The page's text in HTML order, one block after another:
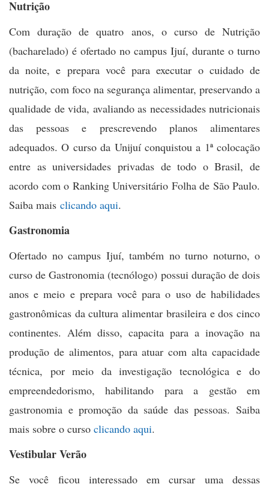
Nutrição
Com duração de quatro anos, o curso de Nutrição
(bacharelado) é ofertado no campus Ijuí, durante o turno
da noite, e prepara você para executar o cuidado de
nutrição, com foco na segurança alimentar, preservando a
qualidade de vida, avaliando as necessidades nutricionais
das pessoas e prescrevendo planos alimentares
adequados. O curso da Unijuí conquistou a 1ª colocação
entre as universidades privadas de todo o Brasil, de
acordo com o Ranking Universitário Folha de São Paulo.
Saiba mais clicando aqui.
Gastronomia
Ofertado no campus Ijuí, também no turno noturno, o
curso de Gastronomia (tecnólogo) possui duração de dois
anos e meio e prepara você para o uso de habilidades
gastronômicas da cultura alimentar brasileira e dos cinco
continentes. Além disso, capacita para a inovação na
produção de alimentos, para atuar com alta capacidade
técnica, por meio da investigação tecnológica e do
empreendedorismo, habilitando para a gestão em
gastronomia e promoção da saúde das pessoas. Saiba
mais sobre o curso clicando aqui.
Vestibular Verão
Se você ficou interessado em cursar uma dessas